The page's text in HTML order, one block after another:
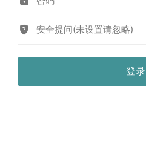
安全提问(未设置请忽略)
登录